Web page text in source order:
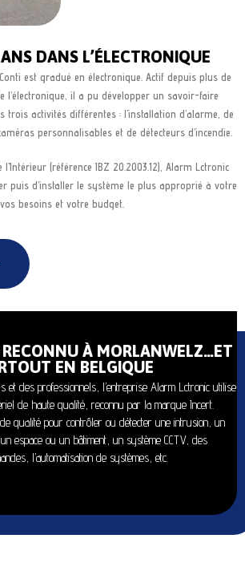
DANS L’ÉLECTRONIQUE
est gradué en électronique. Actif depuis plus de
l’électronique, il a pu développer un savoir-faire
trois activités différentes : l’installation d’alarme, de
personnalisables et de détecteurs d’incendie.
(référence IBZ 20.2003.12), Alarm Lctronic
puis d’installer le système le plus approprié à votre
besoins et votre budget.
RECONNU À MORLANWELZ…ET
EN BELGIQUE
et des professionnels, l’entreprise Alarm Lctronic utilise
de haute qualité, reconnu par la marque Incert.
qualité pour contrôler ou détecter une intrusion, un
un espace ou un bâtiment, un système CCTV, des
l’automatisation de systèmes, etc.